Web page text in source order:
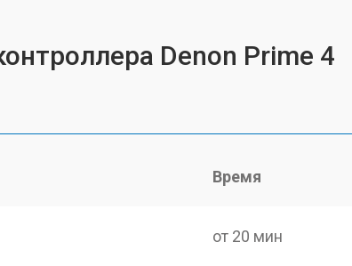
Denon Prime 4
Время
от 20 мин